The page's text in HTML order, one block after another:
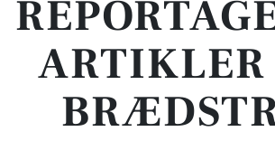
ARTIKLER